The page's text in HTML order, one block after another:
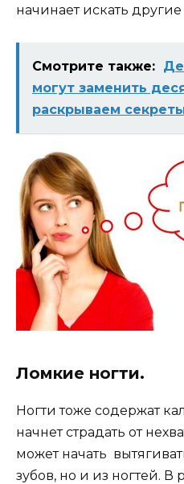
начинает искать
Смотрите также:
могут заменить
раскрываем
Ломкие ногти.
Ногти тоже содержат
начнет страдать от
может начать
зубов, но и из ногтей. В